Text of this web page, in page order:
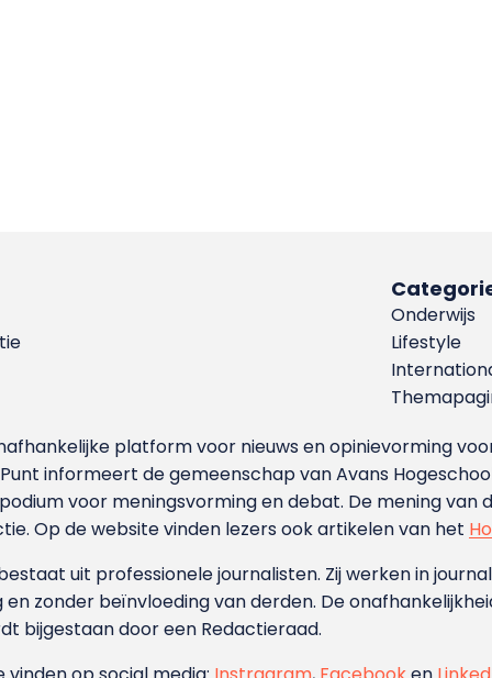
Onderwijs
Lifestyle
platform voor nieuws en opinievorming
informeert de gemeenschap van Avans
voor meningsvorming en debat. De mening van
Op de website vinden lezers ook artikelen van het
uit professionele journalisten. Zij werken in
en zonder beïnvloeding van derden. De
bijgestaan door een Redactieraad.